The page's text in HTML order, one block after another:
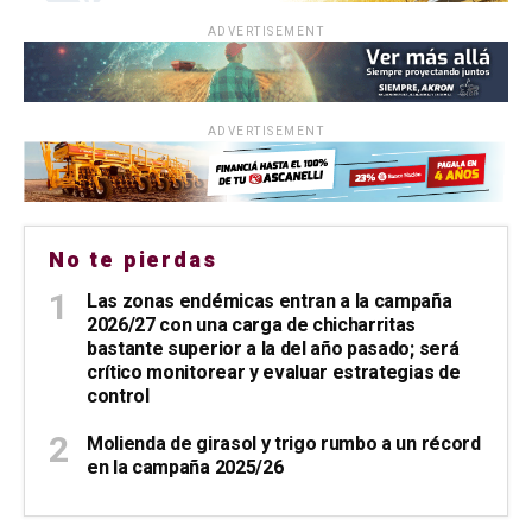
ADVERTISEMENT
ADVERTISEMENT
No te pierdas
Las zonas endémicas entran a la campaña
2026/27 con una carga de chicharritas
bastante superior a la del año pasado; será
crítico monitorear y evaluar estrategias de
control
Molienda de girasol y trigo rumbo a un récord
en la campaña 2025/26